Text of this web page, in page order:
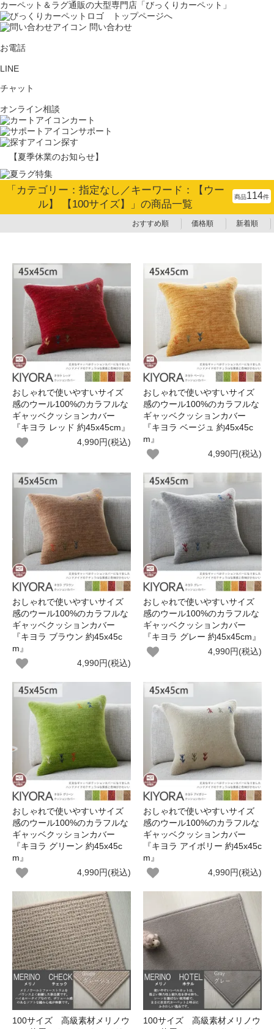
カーペット＆ラグ通販の大型専門店「びっくりカーペット」
問い合わせ
お電話
LINE
チャット
オンライン相談
カート
サポート
探す
【夏季休業のお知らせ】
「カテゴリー：指定なし／キーワード：【ウー
ル】 【100サイズ】」の商品一覧
商品114件
おすすめ順 価格順 新着順
おしゃれで使いやすいサイズ
感のウール100%のカラフルな
ギャッベクッションカバー
『キヨラ レッド 約45x45cm』
4,990円(税込)
おしゃれで使いやすいサイズ
感のウール100%のカラフルな
ギャッベクッションカバー
『キヨラ ベージュ 約45x45c
m』
4,990円(税込)
おしゃれで使いやすいサイズ
感のウール100%のカラフルな
ギャッベクッションカバー
『キヨラ ブラウン 約45x45c
m』
4,990円(税込)
おしゃれで使いやすいサイズ
感のウール100%のカラフルな
ギャッベクッションカバー
『キヨラ グレー 約45x45cm』
4,990円(税込)
おしゃれで使いやすいサイズ
感のウール100%のカラフルな
ギャッベクッションカバー
『キヨラ グリーン 約45x45c
m』
4,990円(税込)
おしゃれで使いやすいサイズ
感のウール100%のカラフルな
ギャッベクッションカバー
『キヨラ アイボリー 約45x45c
m』
4,990円(税込)
100サイズ 高級素材メリノウ
100サイズ 高級素材メリノウ